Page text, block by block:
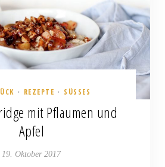
• REZEPTE • SÜSSES
mit Pflaumen und
Apfel
19. Oktober 2017